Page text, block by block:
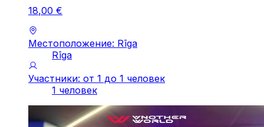
18,00 €
Местоположение: Rīga
Rīga
Участники: от 1 до 1 человек
1 человек